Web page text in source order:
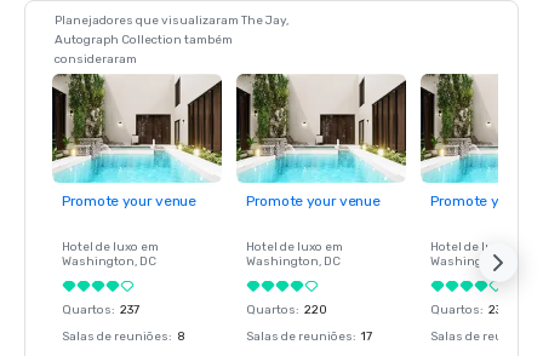
Planejadores que visualizaram The Jay,
Autograph Collection também
consideraram
Promote your venue
Hotel de luxo em
Washington, DC
Quartos: 237
Salas de reuniões: 8
Promote your venue
Hotel de luxo em
Washington, DC
Quartos: 220
Salas de reuniões: 17
Promote your
Hotel de luxo em
Washington
Quartos: 237
Salas de reuniões